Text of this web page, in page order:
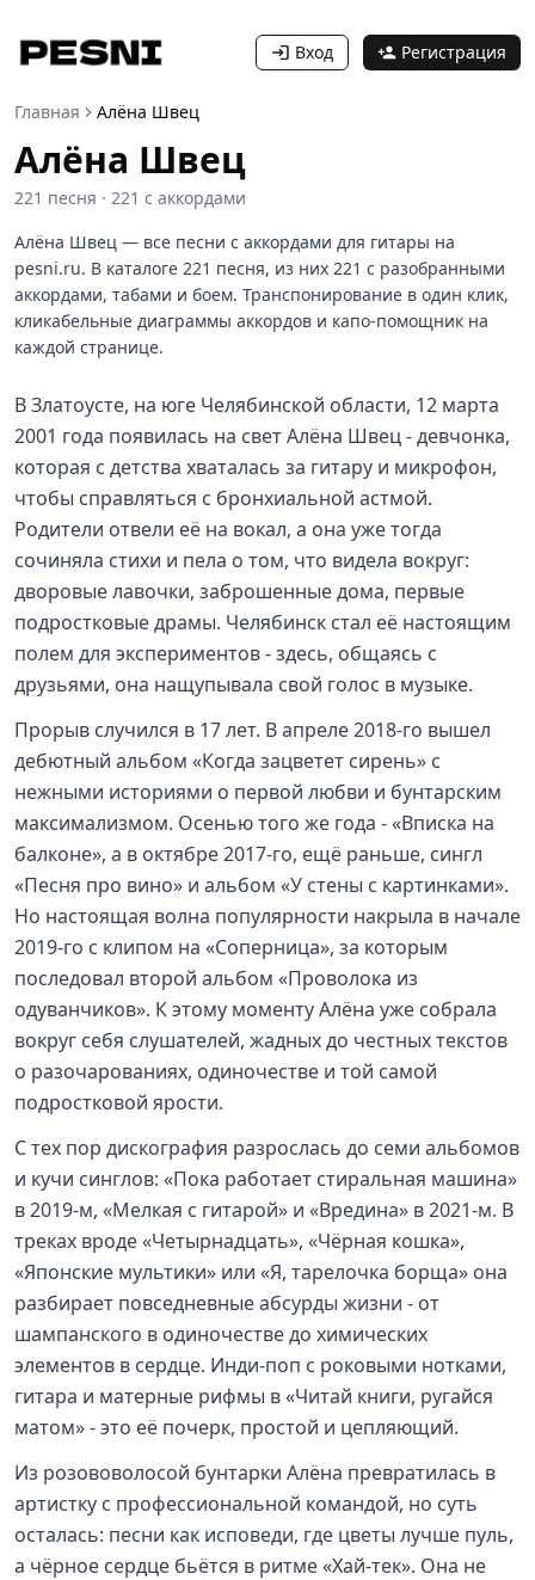
Вход Регистрация
Главная Алёна Швец
Алёна Швец
221 песня · 221 с аккордами
Алёна Швец — все песни с аккордами для гитары на
pesni.ru. В каталоге 221 песня, из них 221 с разобранными
аккордами, табами и боем. Транспонирование в один клик,
кликабельные диаграммы аккордов и капо-помощник на
каждой странице.
В Златоусте, на юге Челябинской области, 12 марта
2001 года появилась на свет Алёна Швец - девчонка,
которая с детства хваталась за гитару и микрофон,
чтобы справляться с бронхиальной астмой.
Родители отвели её на вокал, а она уже тогда
сочиняла стихи и пела о том, что видела вокруг:
дворовые лавочки, заброшенные дома, первые
подростковые драмы. Челябинск стал её настоящим
полем для экспериментов - здесь, общаясь с
друзьями, она нащупывала свой голос в музыке.
Прорыв случился в 17 лет. В апреле 2018-го вышел
дебютный альбом «Когда зацветет сирень» с
нежными историями о первой любви и бунтарским
максимализмом. Осенью того же года - «Вписка на
балконе», а в октябре 2017-го, ещё раньше, сингл
«Песня про вино» и альбом «У стены с картинками».
Но настоящая волна популярности накрыла в начале
2019-го с клипом на «Соперница», за которым
последовал второй альбом «Проволока из
одуванчиков». К этому моменту Алёна уже собрала
вокруг себя слушателей, жадных до честных текстов
о разочарованиях, одиночестве и той самой
подростковой ярости.
С тех пор дискография разрослась до семи альбомов
и кучи синглов: «Пока работает стиральная машина»
в 2019-м, «Мелкая с гитарой» и «Вредина» в 2021-м. В
треках вроде «Четырнадцать», «Чёрная кошка»,
«Японские мультики» или «Я, тарелочка борща» она
разбирает повседневные абсурды жизни - от
шампанского в одиночестве до химических
элементов в сердце. Инди-поп с роковыми нотками,
гитара и матерные рифмы в «Читай книги, ругайся
матом» - это её почерк, простой и цепляющий.
Из розововолосой бунтарки Алёна превратилась в
артистку с профессиональной командой, но суть
осталась: песни как исповеди, где цветы лучше пуль,
а чёрное сердце бьётся в ритме «Хай-тек». Она не